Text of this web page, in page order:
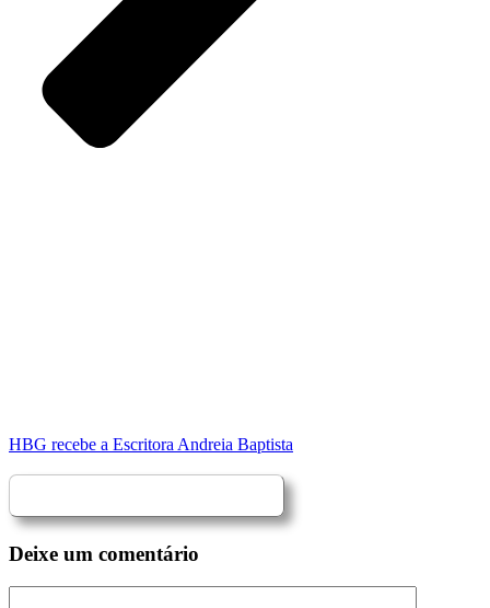
HBG recebe a Escritora Andreia Baptista
Deixe um comentário